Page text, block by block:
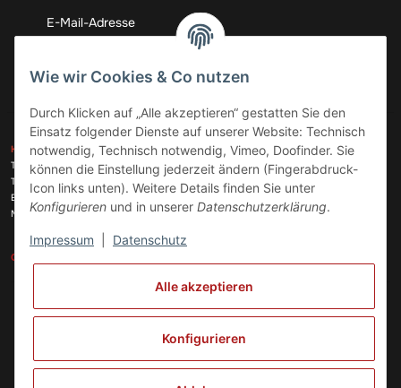
Abonnieren
KONTAKT
Telefon:+49 (0)6074 816 08 0
Telefax:
+49 (0)6074 215 08 60
E-Mail:
info@meinhausgeraetedoc.de
Max Planck Str. 6 c, 63322 Rödermark
GESETZLICHE INFORMATIONEN
ZAHLUNGSARTEN
VERSANDARTEN
Vertrag widerrufen
Wie wir Cookies & Co nutzen
Durch Klicken auf „Alle akzeptieren“ gestatten Sie den
Einsatz folgender Dienste auf unserer Website: Technisch
notwendig, Technisch notwendig, Vimeo, Doofinder. Sie
können die Einstellung jederzeit ändern (Fingerabdruck-
Icon links unten). Weitere Details finden Sie unter
Konfigurieren und in unserer Datenschutzerklärung.
Impressum Datenschutz
Alle akzeptieren
Konfigurieren